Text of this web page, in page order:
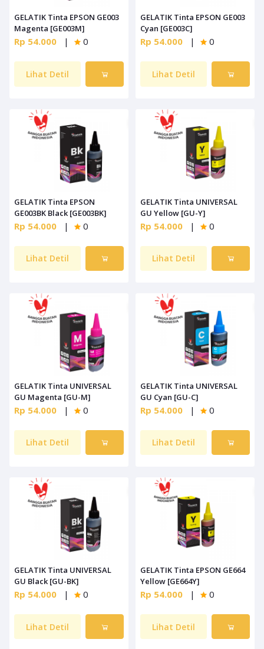
GELATIK Tinta EPSON GE003
Magenta [GE003M]
Rp 54.000 | 0
Lihat Detil
GELATIK Tinta EPSON GE003
Cyan [GE003C]
Rp 54.000 | 0
Lihat Detil
GELATIK Tinta EPSON
GE003BK Black [GE003BK]
Rp 54.000 | 0
Lihat Detil
GELATIK Tinta UNIVERSAL
GU Yellow [GU-Y]
Rp 54.000 | 0
Lihat Detil
GELATIK Tinta UNIVERSAL
GU Magenta [GU-M]
Rp 54.000 | 0
Lihat Detil
GELATIK Tinta UNIVERSAL
GU Cyan [GU-C]
Rp 54.000 | 0
Lihat Detil
GELATIK Tinta UNIVERSAL
GU Black [GU-BK]
Rp 54.000 | 0
Lihat Detil
GELATIK Tinta EPSON GE664
Yellow [GE664Y]
Rp 54.000 | 0
Lihat Detil